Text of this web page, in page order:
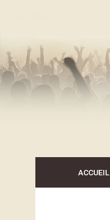
ACCUEIL